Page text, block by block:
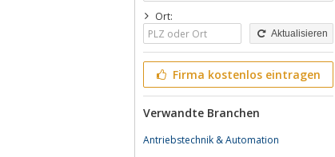
Ort:
Aktualisieren
Firma kostenlos eintragen
Verwandte Branchen
Antriebstechnik & Automation